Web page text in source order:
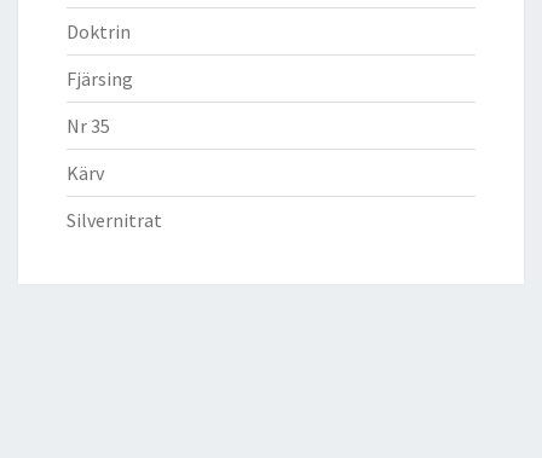
Doktrin
Fjärsing
Nr 35
Kärv
Silvernitrat